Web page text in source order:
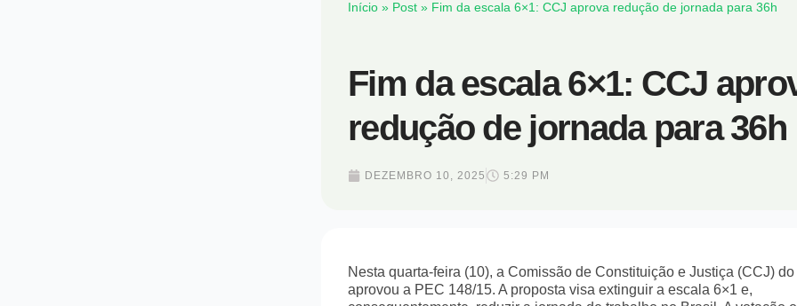
Início » Post » Fim da escala 6×1: CCJ aprova redução de jornada para 36h
Fim da escala 6×1: CCJ
redução de jornada para 36h
DEZEMBRO 10, 2025 5:29 PM
Nesta quarta-feira (10), a Comissão de Constituição e Justiça (CCJ)
aprovou a PEC 148/15. A proposta visa extinguir a escala 6×1 e,